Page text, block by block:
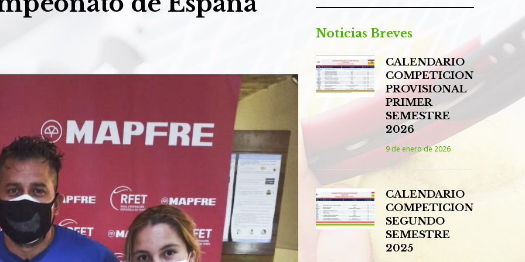
Noticias Breves
CALENDARIO
COMPETICION
PROVISIONAL
PRIMER
SEMESTRE
2026
9 de enero de 2026
CALENDARIO
COMPETICION
SEGUNDO
SEMESTRE
2025